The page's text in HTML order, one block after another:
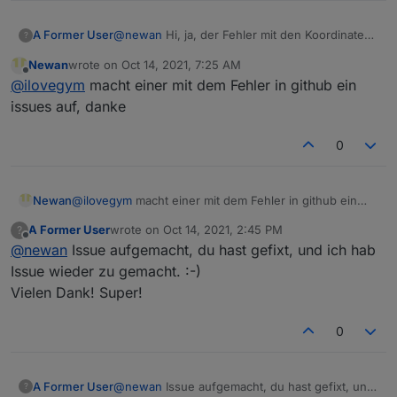
2021-10-14 08:33:21.130 - info: bluelink.0
2021-10-14 08:33:32.425 - debug:
2021-10-14 08:33:32.505 - debug: bluelink.0
? A Former User@newan Hi, ja, der Fehler mit den Koordinaten
Hyundai ).
Offline
Newanwrote on Oct 14, 2021, 7:25 AM
last edited by
@ilovegym macht einer mit dem Fehler in github ein
issues auf, danke
0
Newan@ilovegym macht einer mit dem Fehler in github ein
? A Former Userwrote on Oct 14, 2021, 2:45 PM
last edited by
@newan Issue aufgemacht, du hast gefixt, und ich hab
Issue wieder zu gemacht. :-)
Vielen Dank! Super!
0
? A Former User@newan Issue aufgemacht, du hast gefixt, und